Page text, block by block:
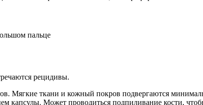
рецидивы.
Мягкие ткани и кожный покров подвергаются
капсулы. Может проводиться подпиливание кости,